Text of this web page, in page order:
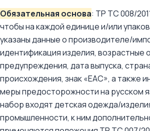
Обязательная основа: ТР ТС 008/
чтобы на каждой единице и/или
указаны данные о производителе/
идентификация изделия, возрастные
предупреждения, дата выпуска,
происхождения, знак «EAC», а также
меры предосторожности на русском
набор входят детская одежда/
промышленности, к ним